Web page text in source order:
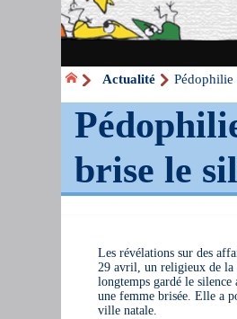
Actualité Pédophilie
brise le
Les révélations sur des
29 avril, un religieux de la
longtemps gardé le
une femme brisée. Elle a
ville natale.